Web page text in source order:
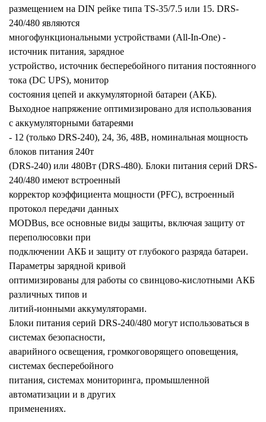
размещением на DIN рейке типа TS-35/7.5 или 15. DRS-
240/480 являются
многофункциональными устройствами (All-In-One) -
источник питания, зарядное
устройство, источник бесперебойного питания постоянного
тока (DC UPS), монитор
состояния цепей и аккумуляторной батареи (АКБ).
Выходное напряжение оптимизировано для использования
с аккумуляторными батареями
- 12 (только DRS-240), 24, 36, 48В, номинальная мощность
блоков питания 240т
(DRS-240) или 480Вт (DRS-480). Блоки питания серий DRS-
240/480 имеют встроенный
корректор коэффициента мощности (PFC), встроенный
протокол передачи данных
MODBus, все основные виды защиты, включая защиту от
переполюсовки при
подключении АКБ и защиту от глубокого разряда батареи.
Параметры зарядной кривой
оптимизированы для работы со свинцово-кислотными АКБ
различных типов и
литий-ионными аккумуляторами.
Блоки питания серий DRS-240/480 могут использоваться в
системах безопасности,
аварийного освещения, громкоговорящего оповещения,
системах бесперебойного
питания, системах мониторинга, промышленной
автоматизации и в других
применениях.